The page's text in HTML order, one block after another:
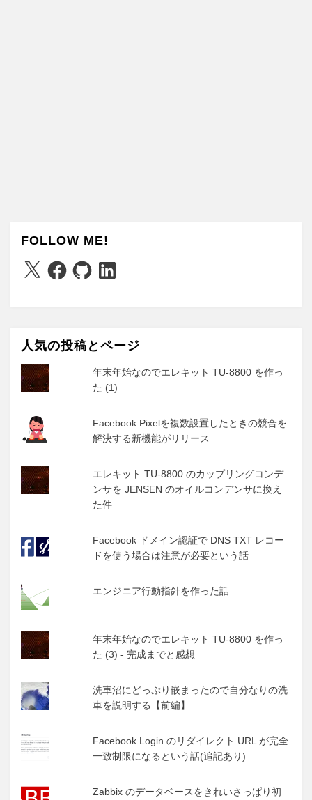
FOLLOW ME!
X Facebook
GitHubLinkedIn
人気の投稿とページ
年末年始なのでエレキット TU-8800 を作っ
た (1)
Facebook Pixelを複数設置したときの競合を
解決する新機能がリリース
エレキット TU-8800 のカップリングコンデ
ンサを JENSEN のオイルコンデンサに換え
た件
Facebook ドメイン認証で DNS TXT レコー
ドを使う場合は注意が必要という話
エンジニア行動指針を作った話
年末年始なのでエレキット TU-8800 を作っ
た (3) - 完成までと感想
洗車沼にどっぷり嵌まったので自分なりの洗
車を説明する【前編】
Facebook Login のリダイレクト URL が完全
一致制限になるという話(追記あり)
Zabbix のデータベースをきれいさっぱり初